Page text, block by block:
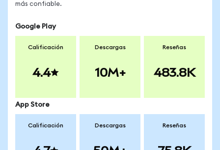
más confiable.
Google Play
Calificación
4.4
Descargas
10M+
Reseñas
483.8K
App Store
Calificación Descargas Reseñas